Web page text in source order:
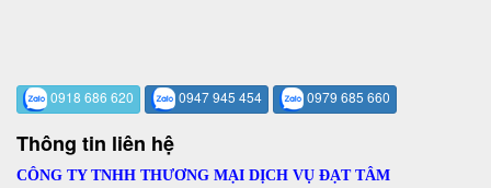
0918 686 620 0947 945 454 0979 685 660
Thông tin liên hệ
CÔNG TY TNHH THƯƠNG MẠI DỊCH VỤ ĐẠT TÂM